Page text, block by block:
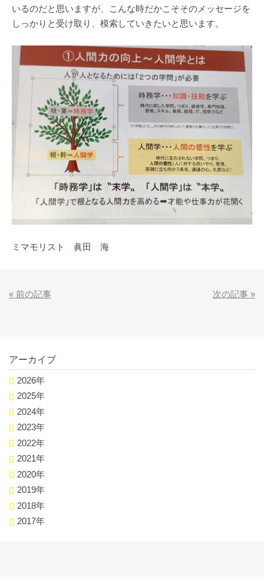
いるのだと思いますが、こんな時だかこそそのメッセージを
しっかりと受け取り、模索していきたいと思います。
ミマモリスト 眞田 海
« 前の記事 次の記事 »
アーカイブ
2026年
2025年
2024年
2023年
2022年
2021年
2020年
2019年
2018年
2017年